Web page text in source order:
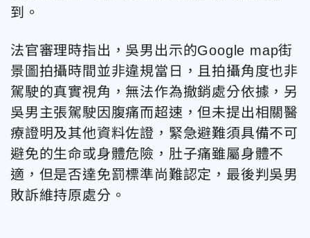
到。
法官審理時指出，吳男出示的Google map街
景圖拍攝時間並非違規當日，且拍攝角度也非
駕駛的真實視角，無法作為撤銷處分依據，另
吳男主張駕駛因腹痛而超速，但未提出相關醫
療證明及其他資料佐證，緊急避難須具備不可
避免的生命或身體危險，肚子痛雖屬身體不
適，但是否達免罰標準尚難認定，最後判吳男
敗訴維持原處分。